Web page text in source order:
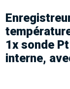
1x sonde
interne,